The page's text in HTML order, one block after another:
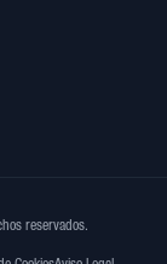
reservados.